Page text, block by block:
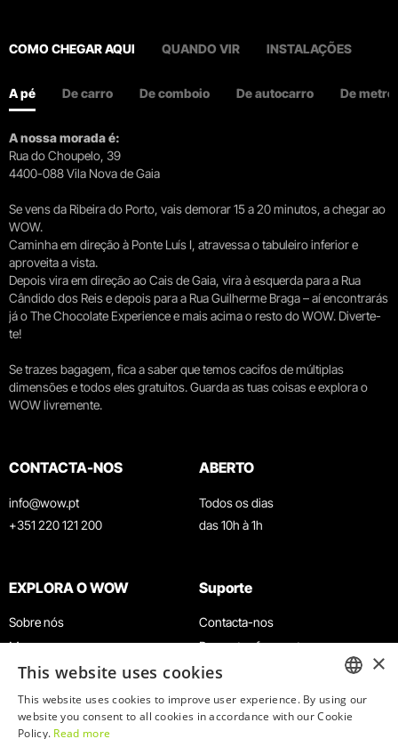
COMO CHEGAR AQUI QUANDO VIR INSTALAÇÕES
A pé De carro De comboio De autocarro De metro
A nossa morada é:
Rua do Choupelo, 39
4400-088 Vila Nova de Gaia
Se vens da Ribeira do Porto, vais demorar 15 a 20 minutos, a chegar ao
WOW.
Caminha em direção à Ponte Luís I, atravessa o tabuleiro inferior e
aproveita a vista.
Depois vira em direção ao Cais de Gaia, vira à esquerda para a Rua
Cândido dos Reis e depois para a Rua Guilherme Braga – aí encontrarás
já o The Chocolate Experience e mais acima o resto do WOW. Diverte-
te!
Se trazes bagagem, fica a saber que temos cacifos de múltiplas
dimensões e todos eles gratuitos. Guarda as tuas coisas e explora o
WOW livremente.
CONTACTA-NOS
info@wow.pt
+351 220 121 200
ABERTO
Todos os dias
das 10h à 1h
EXPLORA O WOW
Sobre nós
Museus
Agenda
Notícias
Restaurantes
Suporte
Contacta-nos
Perguntas frequentes
Termos e Condições
Política de privacidade e cookies
Trabalha connosco
ENGLISH
×
This website uses cookies
This website uses cookies to improve user experience. By using our
website you consent to all cookies in accordance with our Cookie
Policy. Read more